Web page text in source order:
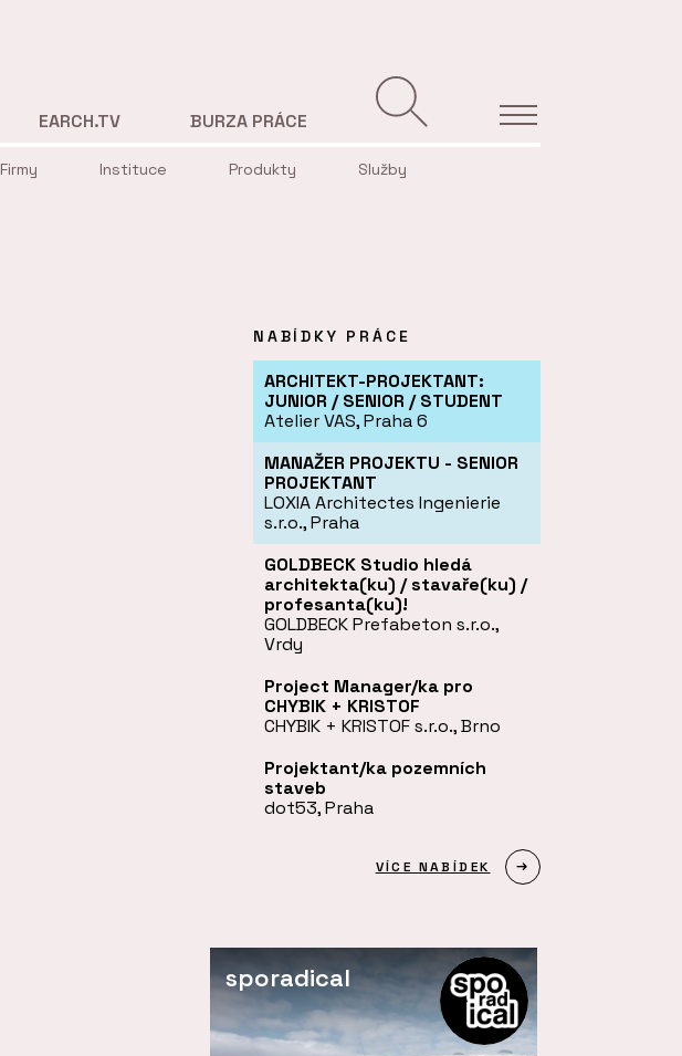
Firmy Instituce Produkty Služby
EARCH.TV BURZA PRÁCE
NABÍDKY PRÁCE
ARCHITEKT-PROJEKTANT:
JUNIOR / SENIOR / STUDENT
Atelier VAS, Praha 6
MANAŽER PROJEKTU - SENIOR
PROJEKTANT
LOXIA Architectes Ingenierie
s.r.o., Praha
GOLDBECK Studio hledá
architekta(ku) / stavaře(ku) /
profesanta(ku)!
GOLDBECK Prefabeton s.r.o.,
Vrdy
Project Manager/ka pro
CHYBIK + KRISTOF
CHYBIK + KRISTOF s.r.o., Brno
Projektant/ka pozemních
staveb
dot53, Praha
VÍCE NABÍDEK
sporadical